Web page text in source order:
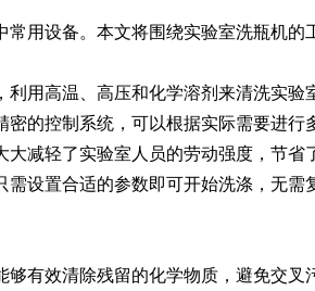
GMP-1200清洗机 GMP-1500清
用设备。本文将围绕实验室洗瓶机的
用高温、高压和化学溶剂来清洗实验
的控制系统，可以根据实际需要进行
减轻了实验室人员的劳动强度，节省
设置合适的参数即可开始洗涤，无需
有效清除残留的化学物质，避免交叉